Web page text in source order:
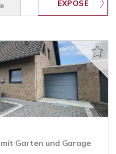
Garten und Garage